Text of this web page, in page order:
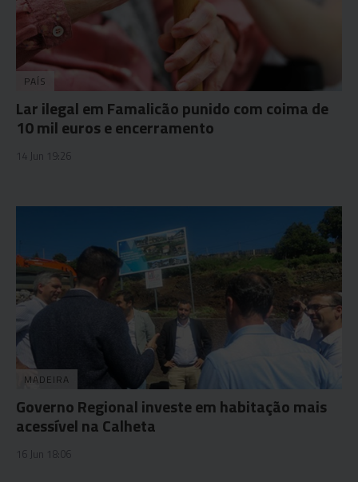
PAÍS
Lar ilegal em Famalicão punido com coima de
10 mil euros e encerramento
14 Jun 19:26
MADEIRA
Governo Regional investe em habitação mais
acessível na Calheta
16 Jun 18:06